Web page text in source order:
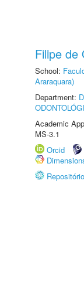
Filipe de
School:
Araraquara)
Department:
Academic
MS-3.1
Orcid